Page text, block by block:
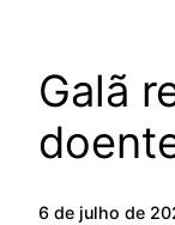
Galã
6 de julho de